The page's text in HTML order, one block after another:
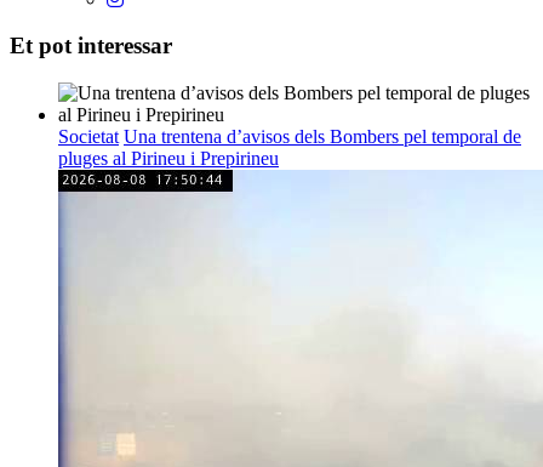
Et pot interessar
Societat Una trentena d’avisos dels Bombers pel temporal de
pluges al Pirineu i Prepirineu